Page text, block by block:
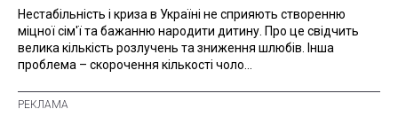
Нестабільність і криза в Україні не сприяють створенню
міцної сім'ї та бажанню народити дитину. Про це свідчить
велика кількість розлучень та зниження шлюбів. Інша
проблема – скорочення кількості чоло...